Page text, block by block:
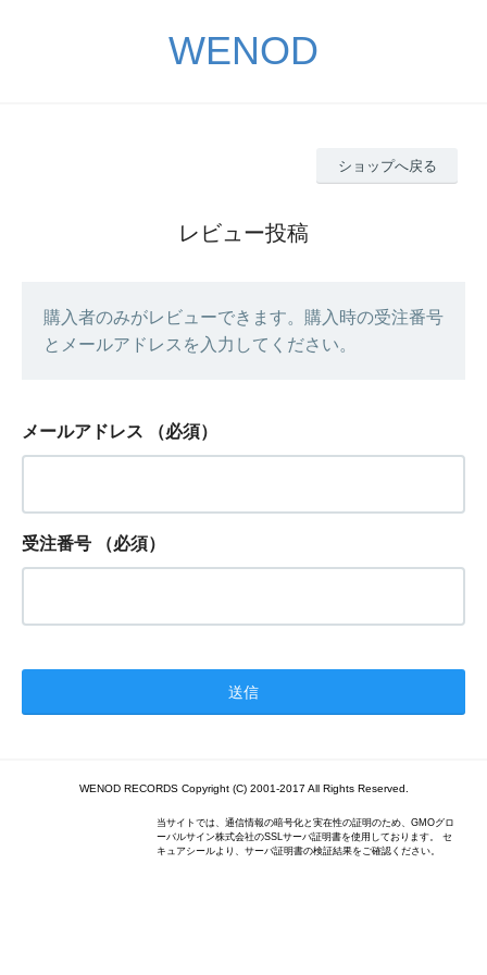
WENOD
ショップへ戻る
レビュー投稿
購入者のみがレビューできます。購入時の受注番号
とメールアドレスを入力してください。
メールアドレス （必須）
受注番号 （必須）
WENOD RECORDS Copyright (C) 2001-2017 All Rights Reserved.
当サイトでは、通信情報の暗号化と実在性の証明のため、GMOグロ
ーバルサイン株式会社のSSLサーバ証明書を使用しております。 セ
キュアシールより、サーバ証明書の検証結果をご確認ください。